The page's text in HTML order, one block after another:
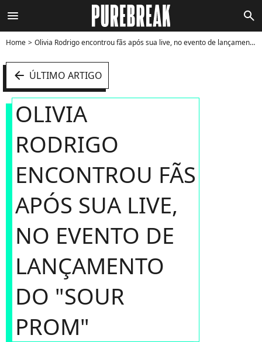
menu search
Home Olivia Rodrigo encontrou fãs após sua live, no evento de lançamento do "SOUR Prom" - Foto
arrow_left ÚLTIMO ARTIGO
OLIVIA
RODRIGO
ENCONTROU FÃS
APÓS SUA LIVE,
NO EVENTO DE
LANÇAMENTO
DO "SOUR
PROM"